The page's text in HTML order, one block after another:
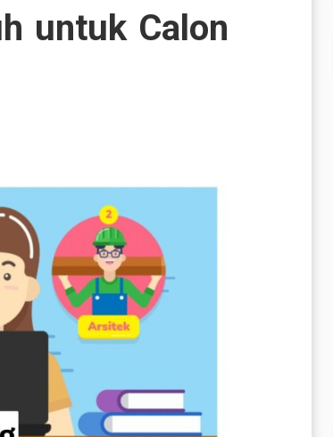
untuk Calon